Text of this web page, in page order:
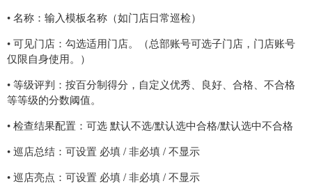
• 名称：输入模板名称（如门店日常巡检）
• 可见门店：勾选适用门店。（总部账号可选子门店，门店账号
仅限自身使用。）
• 等级评判：按百分制得分，自定义优秀、良好、合格、不合格
等等级的分数阈值。
• 检查结果配置：可选 默认不选/默认选中合格/默认选中不合格
• 巡店总结：可设置 必填 / 非必填 / 不显示
• 巡店亮点：可设置 必填 / 非必填 / 不显示